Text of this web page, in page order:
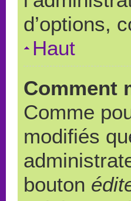
d’options,
Haut
Comment
Comme
modifiés
bouton